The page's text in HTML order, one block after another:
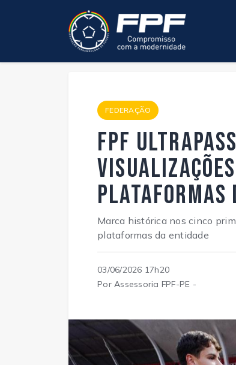
FEDERAÇÃO
FPF
plataformas
Marca histórica nos cinco
plataformas da entidade
03/06/2026 17h20
Por Assessoria FPF-PE -